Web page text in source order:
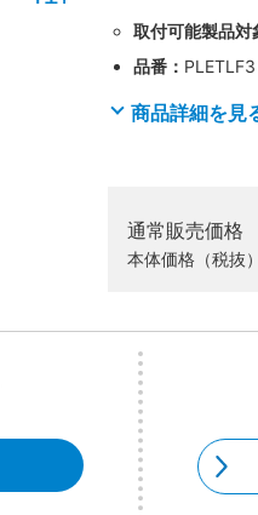
取付可能製品対
品番： PLETLF3
商品詳細を見
通常販売価格
本体価格（税抜）